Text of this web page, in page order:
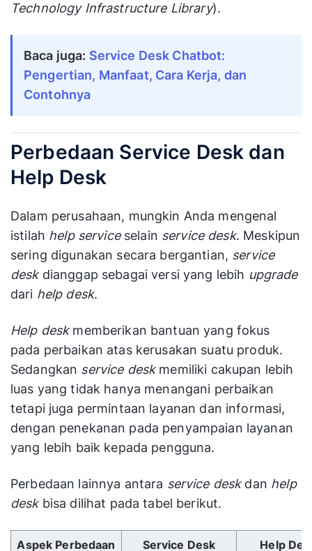
Technology Infrastructure Library).
Baca juga: Service Desk Chatbot:
Pengertian, Manfaat, Cara Kerja, dan
Contohnya
Perbedaan Service Desk dan
Help Desk
Dalam perusahaan, mungkin Anda mengenal
istilah help serviceselain service desk. Meskipun
sering digunakan secara bergantian, service
deskdianggap sebagai versi yang lebih upgrade
dari help desk.
Help deskmemberikan bantuan yang fokus
pada perbaikan atas kerusakan suatu produk.
Sedangkan service deskmemiliki cakupan lebih
luas yang tidak hanya menangani perbaikan
tetapi juga permintaan layanan dan informasi,
dengan penekanan pada penyampaian layanan
yang lebih baik kepada pengguna.
Perbedaan lainnya antara service deskdan help
deskbisa dilihat pada tabel berikut.
Gunakan tombol panah kiri/kanan untuk
Aspek Perbedaan Service Desk Help